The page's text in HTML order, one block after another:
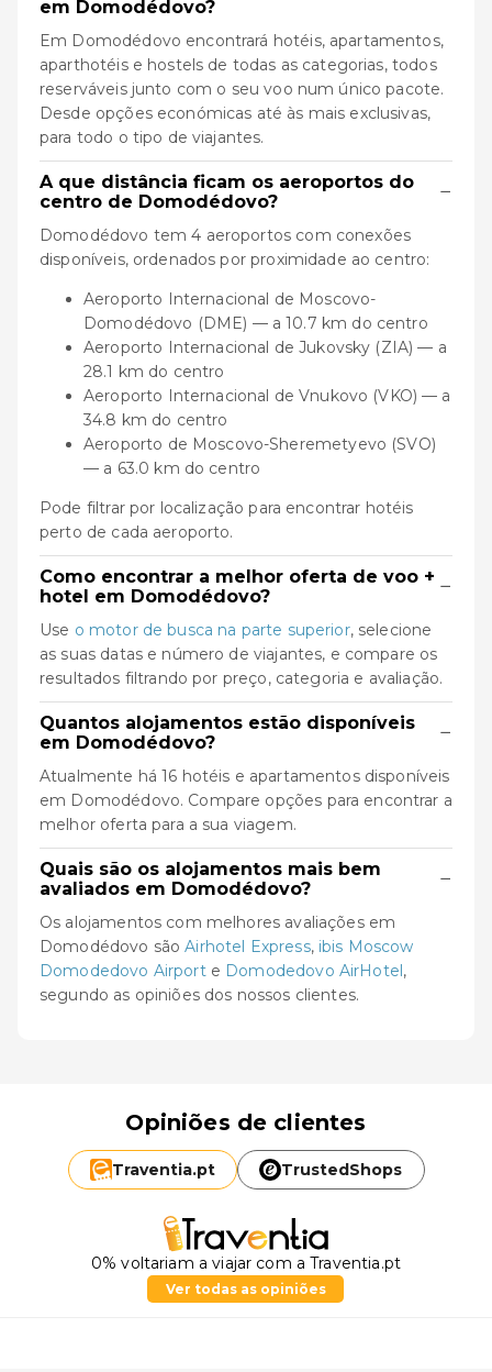
em Domodédovo?
Em Domodédovo encontrará hotéis, apartamentos,
aparthotéis e hostels de todas as categorias, todos
reserváveis junto com o seu voo num único pacote.
Desde opções económicas até às mais exclusivas,
para todo o tipo de viajantes.
A que distância ficam os aeroportos do
centro de Domodédovo?
−
Domodédovo tem 4 aeroportos com conexões
disponíveis, ordenados por proximidade ao centro:
Aeroporto Internacional de Moscovo-
Domodédovo (DME) — a 10.7 km do centro
Aeroporto Internacional de Jukovsky (ZIA) — a
28.1 km do centro
Aeroporto Internacional de Vnukovo (VKO) — a
34.8 km do centro
Aeroporto de Moscovo-Sheremetyevo (SVO)
— a 63.0 km do centro
Pode filtrar por localização para encontrar hotéis
perto de cada aeroporto.
Como encontrar a melhor oferta de voo +
hotel em Domodédovo?
−
Use o motor de busca na parte superior, selecione
as suas datas e número de viajantes, e compare os
resultados filtrando por preço, categoria e avaliação.
Quantos alojamentos estão disponíveis
em Domodédovo?
−
Atualmente há 16 hotéis e apartamentos disponíveis
em Domodédovo. Compare opções para encontrar a
melhor oferta para a sua viagem.
Quais são os alojamentos mais bem
avaliados em Domodédovo?
−
Os alojamentos com melhores avaliações em
Domodédovo sãoAirhotel Express, ibis Moscow
Domodedovo Airporte Domodedovo AirHotel,
segundo as opiniões dos nossos clientes.
Opiniões de clientes
Traventia.pt TrustedShops
0% voltariam a viajar com a Traventia.pt
Ver todas as opiniões